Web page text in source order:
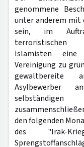
genommene
unter anderem mit
sein, im
terroristischen
Islamisten eine
Vereinigung zu
gewaltbereite
Asylbewerber
den folgenden
des "Irak-